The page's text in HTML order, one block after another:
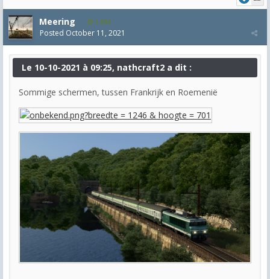
Meering 1,992
Posted October 11, 2021
Le 10-10-2021 à 09:25, nathcraft2 a dit :
Sommige schermen, tussen Frankrijk en Roemenië